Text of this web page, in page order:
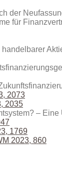
der
für
2073
2035
–
1769
2023, 860